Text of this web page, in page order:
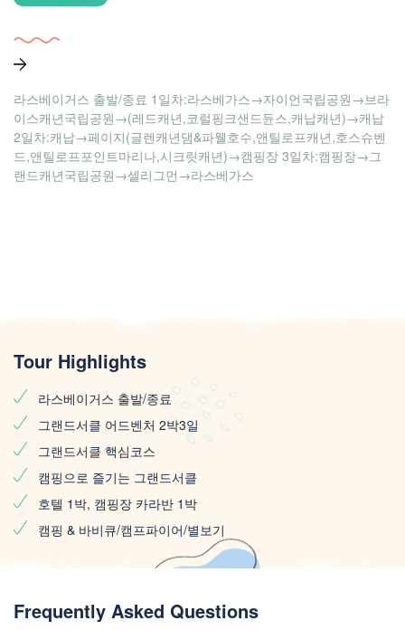
라스베이거스 출발/종료 1일차:라스베가스→자이언국립공원→브라
이스캐년국립공원→(레드캐년,코럴핑크샌드듄스,캐납캐년)→캐납
2일차:캐납→페이지(글렌캐년댐&파웰호수,앤틸로프캐년,호스슈벤
드,앤틸로프포인트마리나,시크릿캐년)→캠핑장 3일차:캠핑장→그
랜드캐년국립공원→셀리그먼→라스베가스
Tour Highlights
라스베이거스 출발/종료
그랜드서클 어드벤처 2박3일
그랜드서클 핵심코스
캠핑으로 즐기는 그랜드서클
호텔 1박, 캠핑장 카라반 1박
캠핑 & 바비큐/캠프파이어/별보기
Frequently Asked Questions